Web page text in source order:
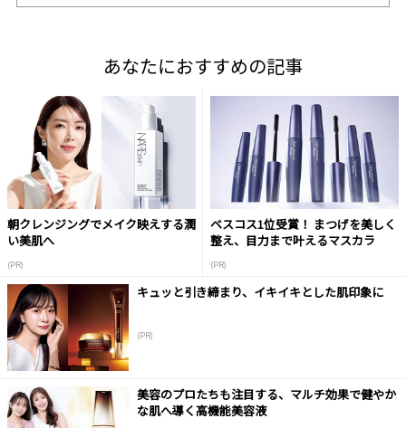
あなたにおすすめの記事
朝クレンジングでメイク映えする潤
い美肌へ
(PR)
ベスコス1位受賞！ まつげを美しく
整え、目力まで叶えるマスカラ
(PR)
キュッと引き締まり、イキイキとした肌印象に
(PR)
美容のプロたちも注目する、マルチ効果で健やか
な肌へ導く高機能美容液